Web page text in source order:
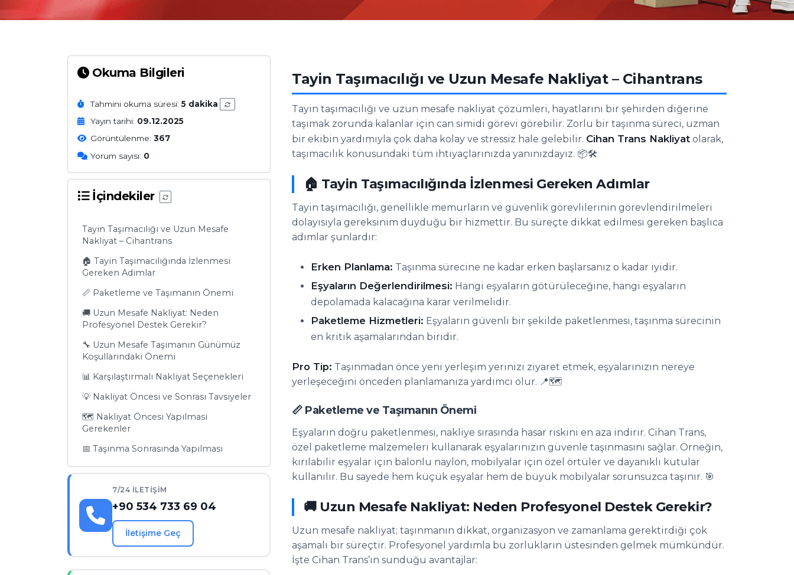
Okuma Bilgileri
Tahmini okuma süresi:5 dakika
Yayın tarihi: 09.12.2025
Görüntülenme:367
Yorum sayısı: 0
İçindekiler
Tayin Taşımacılığı ve Uzun Mesafe
Nakliyat – Cihantrans
🏠 Tayin Taşımacılığında İzlenmesi
Gereken Adımlar
📏 Paketleme ve Taşımanın Önemi
🚚 Uzun Mesafe Nakliyat: Neden
Profesyonel Destek Gerekir?
🔧 Uzun Mesafe Taşımanın Günümüz
Koşullarındaki Önemi
📊 Karşılaştırmalı Nakliyat Seçenekleri
💡 Nakliyat Öncesi ve Sonrası Tavsiyeler
🗺️ Nakliyat Öncesi Yapılması
Gerekenler
📅 Taşınma Sonrasında Yapılması
📈 İletişim ve Destek Hizmetleri
❓ Sık Sorulan Sorular (FAQ)
1. Tayin taşımacılığı işlemi neyi kapsar?
2. Uzun mesafe nakliyat ne kadar sürer?
7/24 İLETIŞIM
+90 534 733 69 04
İletişime Geç
Tayin Taşımacılığı ve Uzun Mesafe Nakliyat – Cihantrans
Tayin taşımacılığı ve uzun mesafe nakliyat çözümleri, hayatlarını bir şehirden diğerine
taşımak zorunda kalanlar için can simidi görevi görebilir. Zorlu bir taşınma süreci, uzman
bir ekibin yardımıyla çok daha kolay ve stressiz hale gelebilir. Cihan Trans Nakliyat olarak,
taşımacılık konusundaki tüm ihtiyaçlarınızda yanınızdayız. 📦🛠️
🏠 Tayin Taşımacılığında İzlenmesi Gereken Adımlar
Tayin taşımacılığı, genellikle memurların ve güvenlik görevlilerinin görevlendirilmeleri
dolayısıyla gereksinim duyduğu bir hizmettir. Bu süreçte dikkat edilmesi gereken başlıca
adımlar şunlardır:
Erken Planlama: Taşınma sürecine ne kadar erken başlarsanız o kadar iyidir.
Eşyaların Değerlendirilmesi: Hangi eşyaların götürüleceğine, hangi eşyaların
depolamada kalacağına karar verilmelidir.
Paketleme Hizmetleri: Eşyaların güvenli bir şekilde paketlenmesi, taşınma sürecinin
en kritik aşamalarından biridir.
Pro Tip: Taşınmadan önce yeni yerleşim yerinizi ziyaret etmek, eşyalarınızın nereye
yerleşeceğini önceden planlamanıza yardımcı olur. 📍🗺️
📏 Paketleme ve Taşımanın Önemi
Eşyaların doğru paketlenmesi, nakliye sırasında hasar riskini en aza indirir. Cihan Trans,
özel paketleme malzemeleri kullanarak eşyalarınızın güvenle taşınmasını sağlar. Örneğin,
kırılabilir eşyalar için balonlu naylon, mobilyalar için özel örtüler ve dayanıklı kutular
kullanılır. Bu sayede hem küçük eşyalar hem de büyük mobilyalar sorunsuzca taşınır. 🎯
🚚 Uzun Mesafe Nakliyat: Neden Profesyonel Destek Gerekir?
Uzun mesafe nakliyat; taşınmanın dikkat, organizasyon ve zamanlama gerektirdiği çok
aşamalı bir süreçtir. Profesyonel yardımla bu zorlukların üstesinden gelmek mümkündür.
İşte Cihan Trans’ın sunduğu avantajlar: